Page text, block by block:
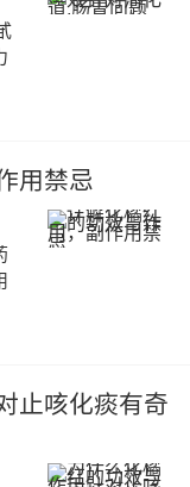
用禁忌
止咳化痰有奇